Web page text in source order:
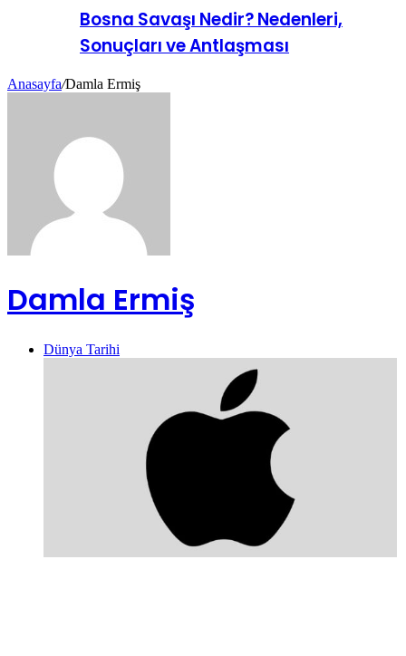
Bosna Savaşı Nedir? Nedenleri,
Sonuçları ve Antlaşması
Anasayfa/Damla Ermiş
Damla Ermiş
Dünya Tarihi